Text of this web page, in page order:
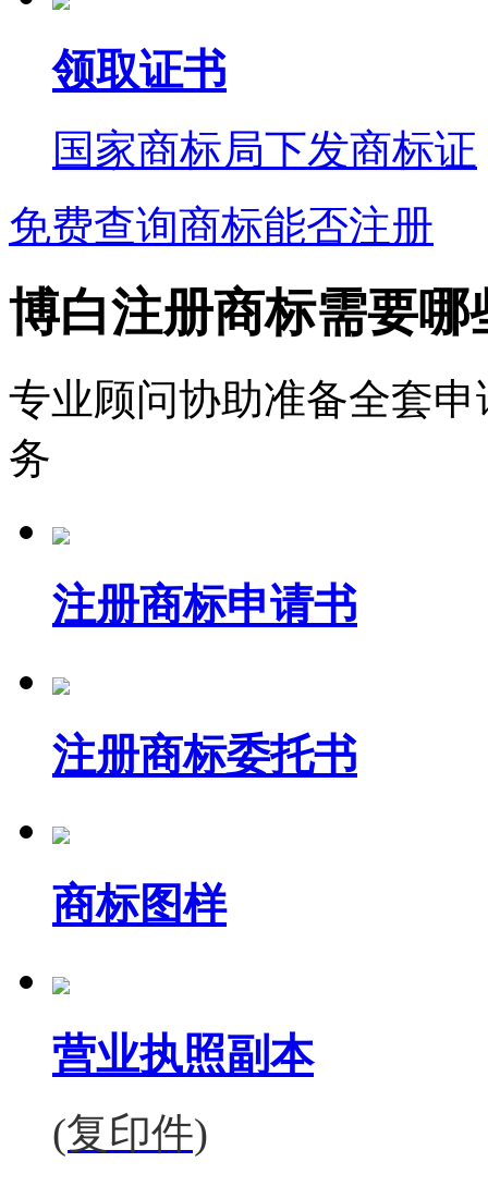
领取证书
国家商标局下发商标证
免费查询商标能否注册
博白注册商标需要哪
专业顾问协助准备全套
务
注册商标申请书
注册商标委托书
商标图样
营业执照副本
(复印件)